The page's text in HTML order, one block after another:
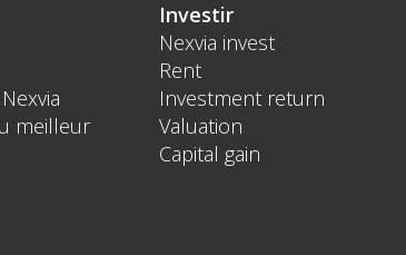
meilleur
Investir
Nexvia invest
Rent
Investment return
Valuation
Capital gain